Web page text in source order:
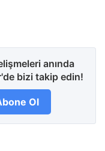
anında
bizi takip edin!
Ol